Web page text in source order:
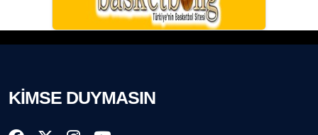
KİMSE DUYMASIN